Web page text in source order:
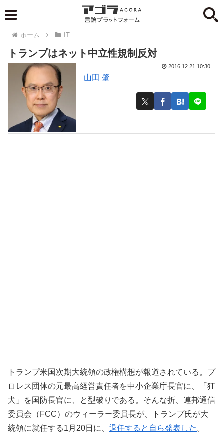
ホーム IT
トランプはネット中立性規制反対
山田 肇
2016.12.21 10:30
トランプ米国次期大統領の政権構想が報道されている。プ
ロレス団体の元最高経営責任者を中小企業庁長官に、「狂
犬」を国防長官に、と型破りである。そんな折、連邦通信
委員会（FCC）のウィーラー委員長が、トランプ氏が大
統領に就任する1月20日に、 退任すると自ら発表した 。